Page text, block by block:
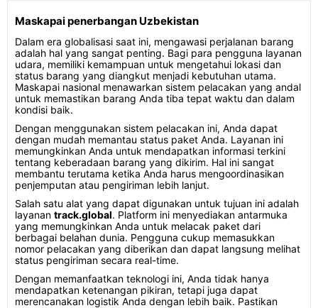
Maskapai penerbangan Uzbekistan
Dalam era globalisasi saat ini, mengawasi perjalanan barang
adalah hal yang sangat penting. Bagi para pengguna layanan
udara, memiliki kemampuan untuk mengetahui lokasi dan
status barang yang diangkut menjadi kebutuhan utama.
Maskapai nasional menawarkan sistem pelacakan yang andal
untuk memastikan barang Anda tiba tepat waktu dan dalam
kondisi baik.
Dengan menggunakan sistem pelacakan ini, Anda dapat
dengan mudah memantau status paket Anda. Layanan ini
memungkinkan Anda untuk mendapatkan informasi terkini
tentang keberadaan barang yang dikirim. Hal ini sangat
membantu terutama ketika Anda harus mengoordinasikan
penjemputan atau pengiriman lebih lanjut.
Salah satu alat yang dapat digunakan untuk tujuan ini adalah
layanan track.global. Platform ini menyediakan antarmuka
yang memungkinkan Anda untuk melacak paket dari
berbagai belahan dunia. Pengguna cukup memasukkan
nomor pelacakan yang diberikan dan dapat langsung melihat
status pengiriman secara real-time.
Dengan memanfaatkan teknologi ini, Anda tidak hanya
mendapatkan ketenangan pikiran, tetapi juga dapat
merencanakan logistik Anda dengan lebih baik. Pastikan